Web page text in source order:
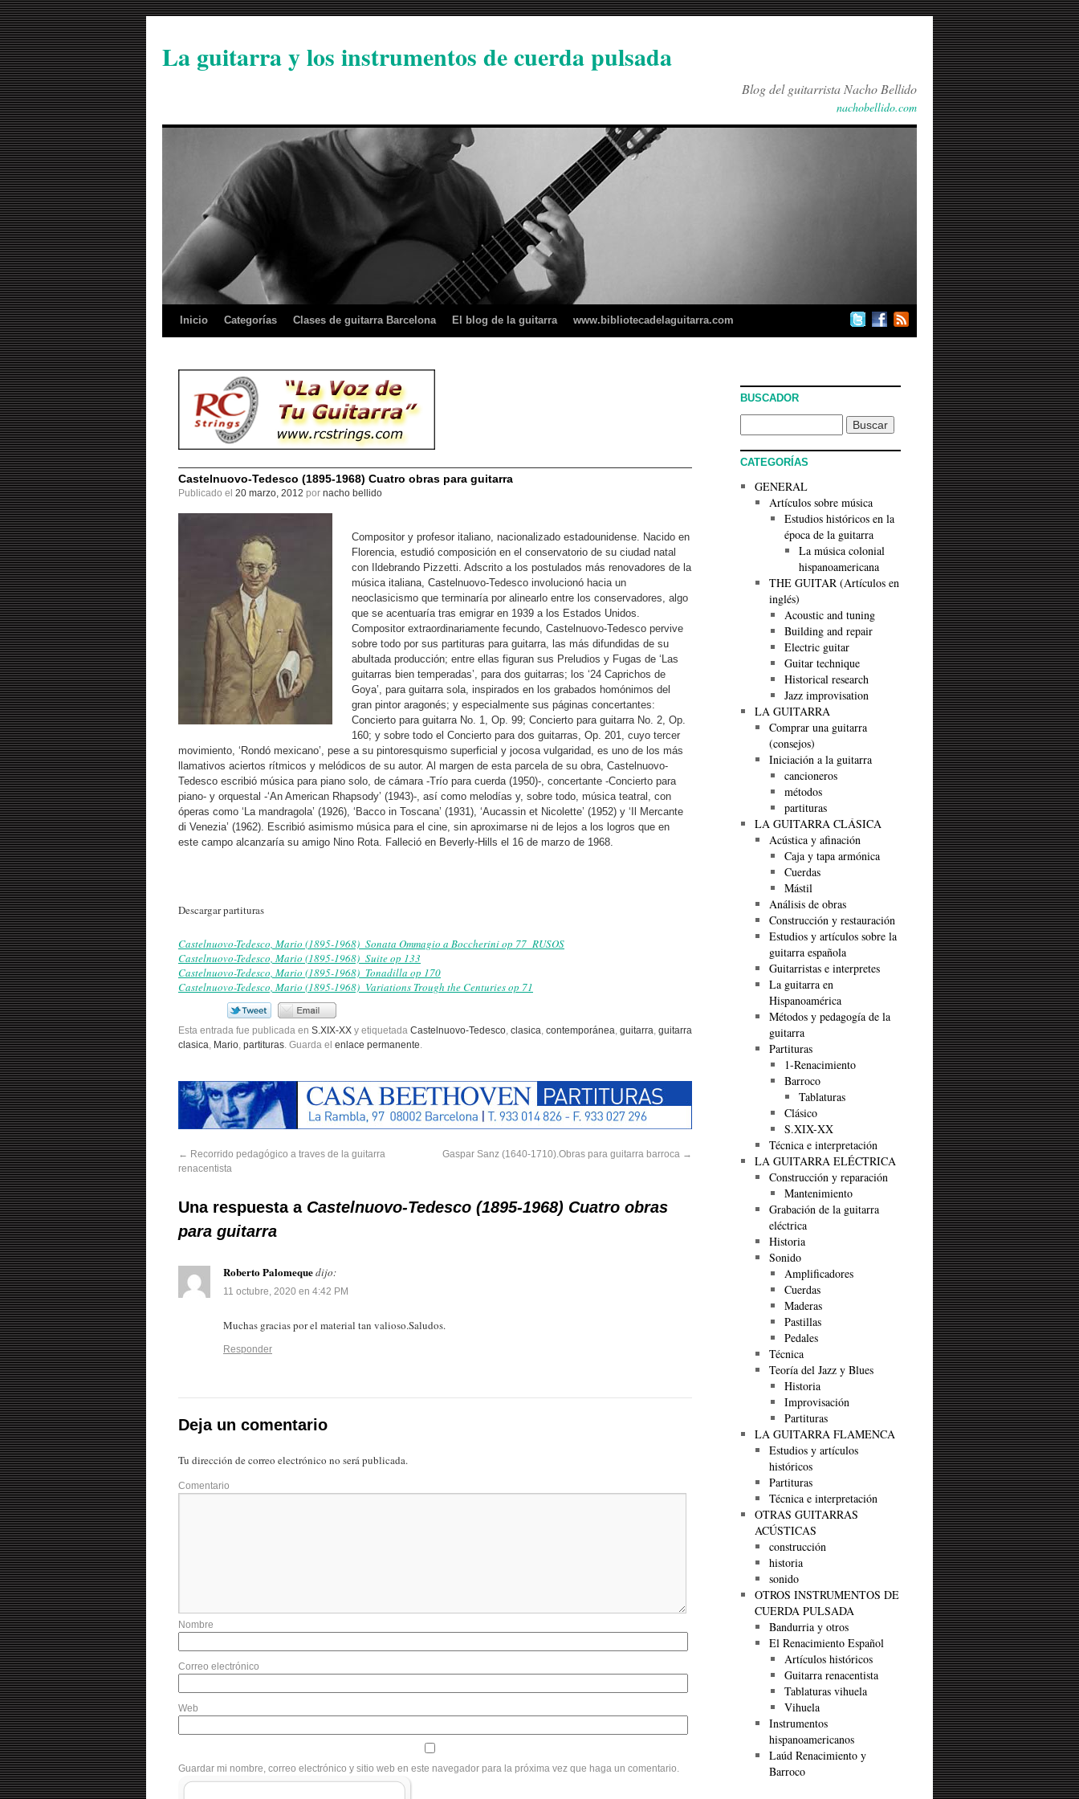
La guitarra y los instrumentos de cuerda pulsada
Blog del guitarrista Nacho Bellido
nachobellido.com
Inicio Categorías Clases de guitarra Barcelona El blog de la guitarra www.bibliotecadelaguitarra.com
Castelnuovo-Tedesco (1895-1968) Cuatro obras para guitarra
Publicado el 20 marzo, 2012 por nacho bellido
Compositor y profesor italiano, nacionalizado estadounidense. Nacido en
Florencia, estudió composición en el conservatorio de su ciudad natal
con Ildebrando Pizzetti. Adscrito a los postulados más renovadores de la
música italiana, Castelnuovo-Tedesco involucionó hacia un
neoclasicismo que terminaría por alinearlo entre los conservadores, algo
que se acentuaría tras emigrar en 1939 a los Estados Unidos.
Compositor extraordinariamente fecundo, Castelnuovo-Tedesco pervive
sobre todo por sus partituras para guitarra, las más difundidas de su
abultada producción; entre ellas figuran sus Preludios y Fugas de ‘Las
guitarras bien temperadas’, para dos guitarras; los ‘24 Caprichos de
Goya’, para guitarra sola, inspirados en los grabados homónimos del
gran pintor aragonés; y especialmente sus páginas concertantes:
Concierto para guitarra No. 1, Op. 99; Concierto para guitarra No. 2, Op.
160; y sobre todo el Concierto para dos guitarras, Op. 201, cuyo tercer
movimiento, ‘Rondó mexicano’, pese a su pintoresquismo superficial y jocosa vulgaridad, es uno de los más
llamativos aciertos rítmicos y melódicos de su autor. Al margen de esta parcela de su obra, Castelnuovo-
Tedesco escribió música para piano solo, de cámara -Trío para cuerda (1950)-, concertante -Concierto para
piano- y orquestal -‘An American Rhapsody’ (1943)-, así como melodías y, sobre todo, música teatral, con
óperas como ‘La mandragola’ (1926), ‘Bacco in Toscana’ (1931), ‘Aucassin et Nicolette’ (1952) y ‘Il Mercante
di Venezia’ (1962). Escribió asimismo música para el cine, sin aproximarse ni de lejos a los logros que en
este campo alcanzaría su amigo Nino Rota. Falleció en Beverly-Hills el 16 de marzo de 1968.
Descargar partituras
Castelnuovo-Tedesco, Mario (1895-1968)_Sonata Ommagio a Boccherini op 77_RUSOS
Castelnuovo-Tedesco, Mario (1895-1968)_Suite op 133
Castelnuovo-Tedesco, Mario (1895-1968)_Tonadilla op 170
Castelnuovo-Tedesco, Mario (1895-1968)_Variations Trough the Centuries op 71
Esta entrada fue publicada en S.XIX-XX y etiquetada Castelnuovo-Tedesco clasica contemporánea guitarra guitarra
clasica Mario partituras . Guarda el enlace permanente
← Recorrido pedagógico a traves de la guitarra
renacentista
Gaspar Sanz (1640-1710).Obras para guitarra barroca →
Una respuesta a Castelnuovo-Tedesco (1895-1968) Cuatro obras
para guitarra
Roberto Palomequedijo:
11 octubre, 2020 en 4:42 PM
Muchas gracias por el material tan valioso.Saludos.
Responder
Deja un comentario
Tu dirección de correo electrónico no será publicada.
Comentario
Nombre
Correo electrónico
Web
Guardar mi nombre, correo electrónico y sitio web en este navegador para la próxima vez que haga un comentario.
BUSCADOR
CATEGORÍAS
GENERAL
Artículos sobre música
Estudios históricos en la
época de la guitarra
La música colonial
hispanoamericana
THE GUITAR (Artículos en
inglés)
Acoustic and tuning
Building and repair
Electric guitar
Guitar technique
Historical research
Jazz improvisation
LA GUITARRA
Comprar una guitarra
(consejos)
Iniciación a la guitarra
cancioneros
métodos
partituras
LA GUITARRA CLÁSICA
Acústica y afinación
Caja y tapa armónica
Cuerdas
Mástil
Análisis de obras
Construcción y restauración
Estudios y artículos sobre la
guitarra española
Guitarristas e interpretes
La guitarra en
Hispanoamérica
Métodos y pedagogía de la
guitarra
Partituras
1-Renacimiento
Barroco
Tablaturas
Clásico
S.XIX-XX
Técnica e interpretación
LA GUITARRA ELÉCTRICA
Construcción y reparación
Mantenimiento
Grabación de la guitarra
eléctrica
Historia
Sonido
Amplificadores
Cuerdas
Maderas
Pastillas
Pedales
Técnica
Teoría del Jazz y Blues
Historia
Improvisación
Partituras
LA GUITARRA FLAMENCA
Estudios y artículos
históricos
Partituras
Técnica e interpretación
OTRAS GUITARRAS
ACÚSTICAS
construcción
historia
sonido
OTROS INSTRUMENTOS DE
CUERDA PULSADA
Bandurria y otros
El Renacimiento Español
Artículos históricos
Guitarra renacentista
Tablaturas vihuela
Vihuela
Instrumentos
hispanoamericanos
Laúd Renacimiento y
Barroco